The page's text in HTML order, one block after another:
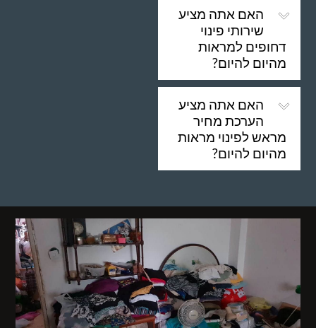
האם אתה מציע
שירותי פינוי
דחופים למראות
מהיום להיום?
האם אתה מציע
הערכת מחיר
מראש לפינוי מראות
מהיום להיום?